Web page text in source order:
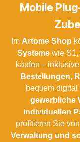
Mobile
Im Artome Shop
Systeme wie S1,
kaufen –
Bestellungen,
bequem digital
gewerbliche
individuellen
profitieren Sie von
Verwaltung und